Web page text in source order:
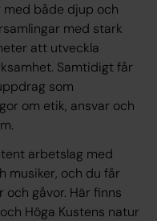
både djup och
med stark
att utveckla
Samtidigt får
som
om etik, ansvar och
arbetslag med
musiker, och du får
gåvor. Här finns
Höga Kustens natur